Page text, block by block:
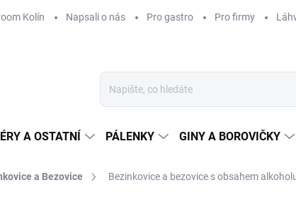
Kolín Napsali o nás Pro gastro Pro firmy
A OSTATNÍ PÁLENKY GINY A BOROVIČKY
a Bezovice Bezinkovice a bezovice s obsahem